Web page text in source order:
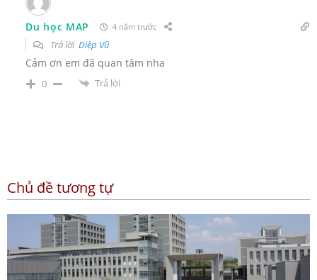
Du học MAP 4 năm trước
Trả lời Diệp Vũ
Cảm ơn em đã quan tâm nha
0 Trả lời
Chủ đề tương tự